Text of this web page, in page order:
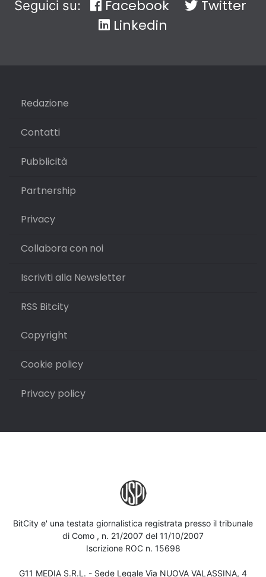
Seguici su: Facebook
Twitter
Linkedin
Redazione
Contatti
Pubblicità
Partnership
Privacy
Collabora con noi
Iscriviti alla Newsletter
RSS Bitcity
Copyright
Cookie policy
Privacy policy
BitCity e' una testata giornalistica registrata presso il tribunale
di Como , n. 21/2007 del 11/10/2007
Iscrizione ROC n. 15698
G11 MEDIA S.R.L. - Sede Legale Via NUOVA VALASSINA, 4